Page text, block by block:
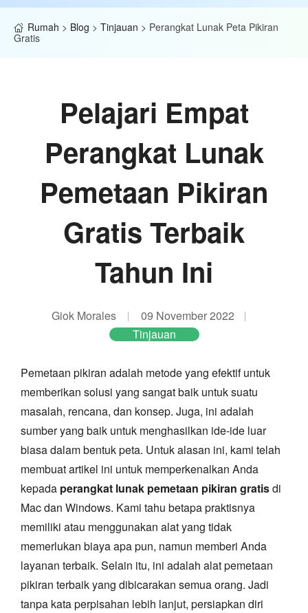
Rumah > Blog > Tinjauan > Perangkat Lunak Peta Pikiran
Gratis
Pelajari Empat
Perangkat Lunak
Pemetaan Pikiran
Gratis Terbaik
Tahun Ini
Giok Morales
09 November 2022
Tinjauan
Pemetaan pikiran adalah metode yang efektif untuk
memberikan solusi yang sangat baik untuk suatu
masalah, rencana, dan konsep. Juga, ini adalah
sumber yang baik untuk menghasilkan ide-ide luar
biasa dalam bentuk peta. Untuk alasan ini, kami telah
membuat artikel ini untuk memperkenalkan Anda
kepada perangkat lunak pemetaan pikiran gratisdi
Mac dan Windows. Kami tahu betapa praktisnya
memiliki atau menggunakan alat yang tidak
memerlukan biaya apa pun, namun memberi Anda
layanan terbaik. Selain itu, ini adalah alat pemetaan
pikiran terbaik yang dibicarakan semua orang. Jadi
tanpa kata perpisahan lebih lanjut, persiapkan diri